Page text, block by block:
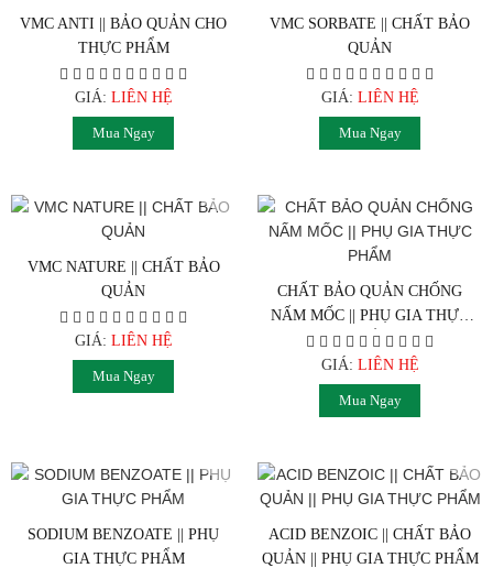
VMC ANTI || BẢO QUẢN CHO
THỰC PHẨM
GIÁ: LIÊN HỆ
Mua Ngay
VMC SORBATE || CHẤT BẢO
QUẢN
GIÁ: LIÊN HỆ
Mua Ngay
VMC NATURE || CHẤT BẢO
QUẢN
GIÁ: LIÊN HỆ
Mua Ngay
CHẤT BẢO QUẢN CHỐNG
NẤM MỐC || PHỤ GIA THỰC
PHẨM
GIÁ: LIÊN HỆ
Mua Ngay
SODIUM BENZOATE || PHỤ
GIA THỰC PHẨM
ACID BENZOIC || CHẤT BẢO
QUẢN || PHỤ GIA THỰC PHẨM